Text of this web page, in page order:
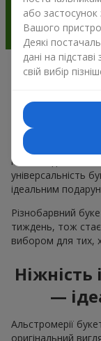
Чому
Альстромерія
букеті. Чарівні
квітів
універсальність
ідеальним
Різнобарвний
тиждень, тож
вибором для тих,
Ніжність
—
Альстромерії
оригінальний
або застосунок
Вашого
Деякі
дані на
свій вибір